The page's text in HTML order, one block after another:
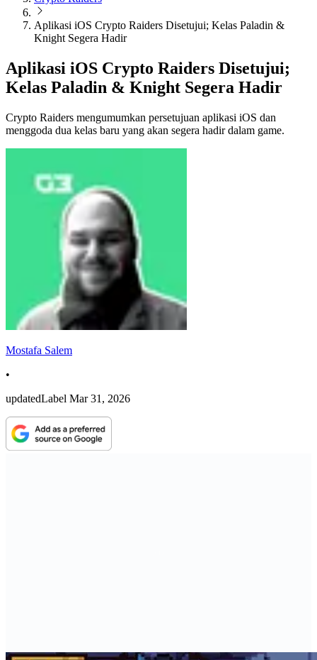
Aplikasi iOS Crypto Raiders Disetujui; Kelas Paladin &
Knight Segera Hadir
Aplikasi iOS Crypto Raiders Disetujui;
Kelas Paladin & Knight Segera Hadir
Crypto Raiders mengumumkan persetujuan aplikasi iOS dan
menggoda dua kelas baru yang akan segera hadir dalam game.
Mostafa Salem
•
updatedLabel Mar 31, 2026